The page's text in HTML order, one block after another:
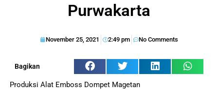
Purwakarta
November 25, 2021 2:49 pm No Comments
Bagikan
Produksi Alat Emboss Dompet Magetan